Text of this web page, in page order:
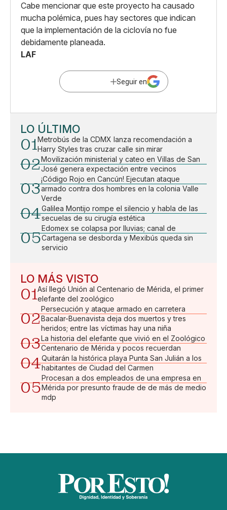
Cabe mencionar que este proyecto ha causado
mucha polémica, pues hay sectores que indican
que la implementación de la ciclovía no fue
debidamente planeada.
LAF
Seguir en
LO ÚLTIMO
01Metrobús de la CDMX lanza recomendación a
Harry Styles tras cruzar calle sin mirar
02Movilización ministerial y cateo en Villas de San
José genera expectación entre vecinos
03
¡Código Rojo en Cancún! Ejecutan ataque
armado contra dos hombres en la colonia Valle
Verde
04Galilea Montijo rompe el silencio y habla de las
secuelas de su cirugía estética
05
Edomex se colapsa por lluvias; canal de
Cartagena se desborda y Mexibús queda sin
servicio
LO MÁS VISTO
01Así llegó Unión al Centenario de Mérida, el primer
elefante del zoológico
02
Persecución y ataque armado en carretera
Bacalar-Buenavista deja dos muertos y tres
heridos; entre las víctimas hay una niña
03La historia del elefante que vivió en el Zoológico
Centenario de Mérida y pocos recuerdan
04Quitarán la histórica playa Punta San Julián a los
habitantes de Ciudad del Carmen
05
Procesan a dos empleados de una empresa en
Mérida por presunto fraude de de más de medio
mdp